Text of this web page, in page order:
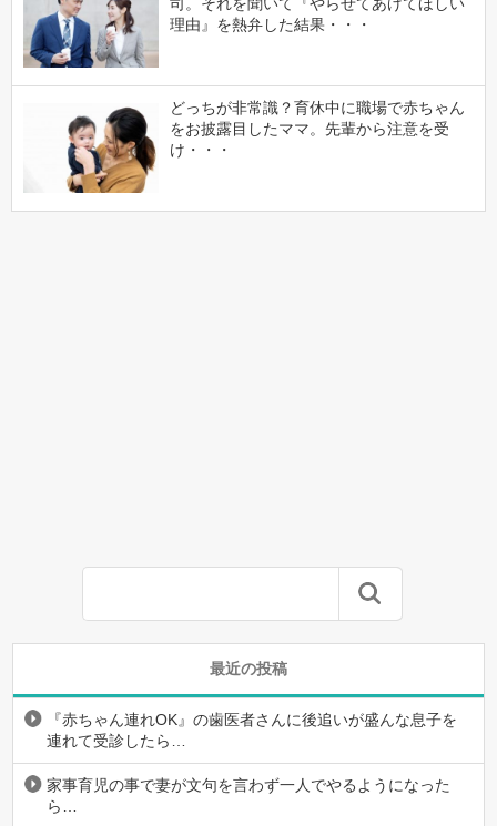
理由』を熱弁した結果・・・
どっちが非常識？育休中に職場で赤ちゃん
をお披露目したママ。先輩から注意を受
け・・・
最近の投稿
『赤ちゃん連れOK』の歯医者さんに後追いが盛んな息子を
連れて受診したら…
家事育児の事で妻が文句を言わず一人でやるようになった
ら…